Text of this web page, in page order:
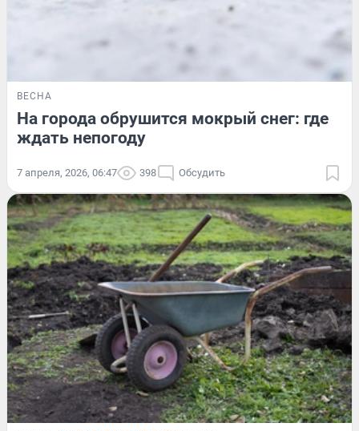
ВЕСНА
На города обрушится мокрый снег: где
ждать непогоду
7 апреля, 2026, 06:47 398 Обсудить